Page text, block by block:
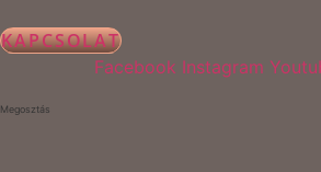
KAPCSOLAT
Facebook Instagram
Megosztás